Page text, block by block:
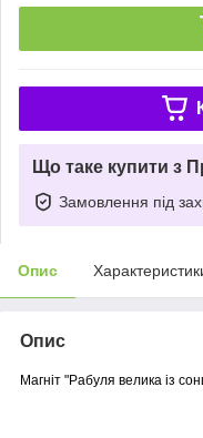
Що таке купити з
Замовлення під
Опис
Опис
Магніт "Рабуля велика із